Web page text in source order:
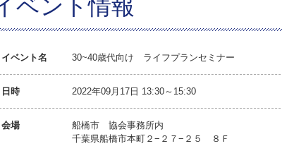
ベント情報
イベント名 30~40歳代向け ライフプランセミナー
日時 2022年09月17日 13:30～15:30
会場
船橋市 協会事務所内
千葉県船橋市本町２−２７−２５ ８Ｆ